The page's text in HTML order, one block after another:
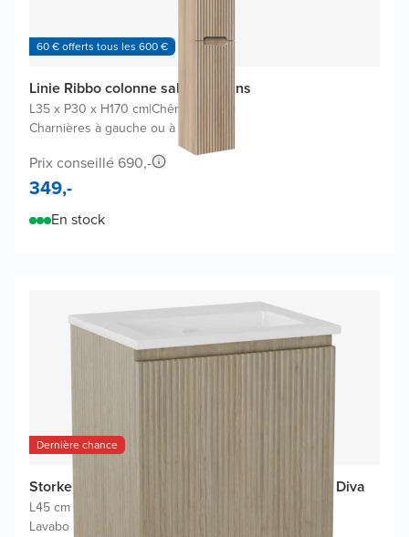
60 € offerts tous les 600 €
Linie Ribbo colonne salle de bains
L35 x P30 x H170 cm|Chêne clair
Charnières à gauche ou à droite
Prix conseillé 690,-
349,-
En stock
Dernière chance
Storke Ribs meuble salle de bains avec lavabo Diva
L45 cm x P35 cm
Lavabo blanc